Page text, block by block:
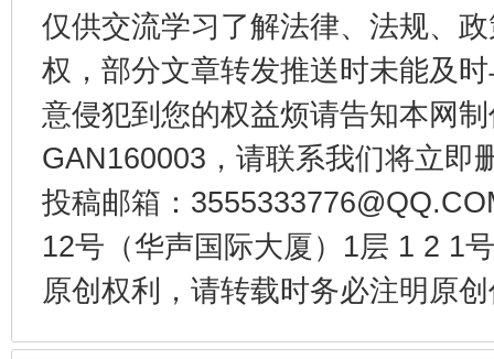
仅供交流学习了解法律、法规、
权，部分文章转发推送时未能及
意侵犯到您的权益烦请告知本网
GAN160003，请联系我们将立即
投稿邮箱：
12号（华声国际大厦）1层 1 2 1
原创权利，请转载时务必注明原